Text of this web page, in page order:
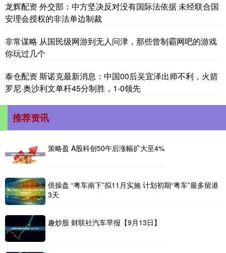
龙辉配资 外交部：中方坚决反对没有国际法依据 未经联合国
安理会授权的非法单边制裁
非常谋略 从国民级网游到无人问津，那些曾制霸网吧的游戏
你玩过几个
泰仓配资 斯诺克最新消息：中国00后吴宜泽出师不利，火箭
罗尼·奥沙利文单杆45分制胜，1-0领先
推荐资讯
策略盈 A股科创50午后涨幅扩大至4%
倍操盘 “粤车南下”拟11月实施 计划初期“粤车”最多留港
3天
趣炒股 财联社汽车早报【9月13日】